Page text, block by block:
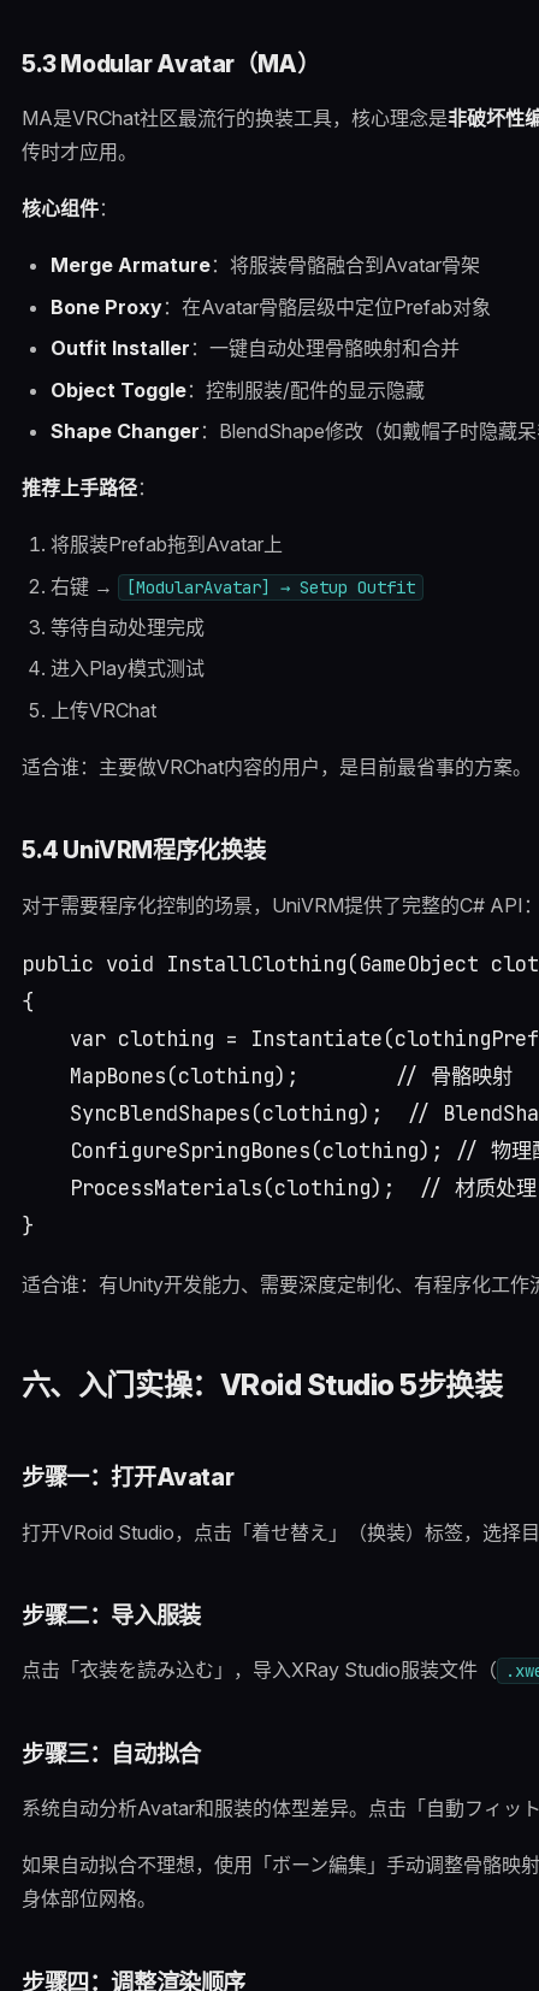
5.3 Modular Avatar（MA）
MA是VRChat社区最流行的换装工具，核心理念是非破坏性
传时才应用。
核心组件：
Merge Armature：将服装骨骼融合到Avatar骨架
Bone Proxy：在Avatar骨骼层级中定位Prefab对象
Outfit Installer ：一键自动处理骨骼映射和合并
Object Toggle：控制服装/配件的显示隐藏
Shape Changer ：BlendShape修改（如戴帽子时隐藏
推荐上手路径：
将服装Prefab拖到Avatar上
右键 →
[ModularAvatar] → Setup Outfit
等待自动处理完成
进入Play模式测试
上传VRChat
适合谁：主要做VRChat内容的用户，是目前最省事的方案。
5.4 UniVRM程序化换装
对于需要程序化控制的场景，UniVRM提供了完整的C# API
public void InstallClothing(GameObject
{
var clothing =
    MapBones(clothing);        // 骨骼映射
SyncBlendShapes(clothing);  //
ConfigureSpringBones(clothing); // 物理
    ProcessMaterials(clothing);  // 材质处理
适合谁：有Unity开发能力、需要深度定制化、有程序化工作
六、入门实操：VRoid Studio 5步换装
步骤一：打开Avatar
打开VRoid Studio，点击「着せ替え」（换装）标签，选择
步骤二：导入服装
点击「衣装を読み込む」，导入XRay Studio服装文件（
步骤三：自动拟合
系统自动分析Avatar和服装的体型差异。点击「自動フィッ
如果自动拟合不理想，使用「ボーン編集」手动调整骨骼映
身体部位网格。
步骤四：调整渲染顺序